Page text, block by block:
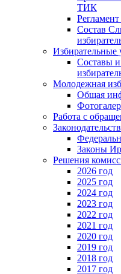
ТИК
Состав
Избирательные
Составы
Молодежная
Общая
Работа с
Законы
Решения
2026 год
2025 год
2024 год
2023 год
2022 год
2021 год
2020 год
2019 год
2018 год
2017 год